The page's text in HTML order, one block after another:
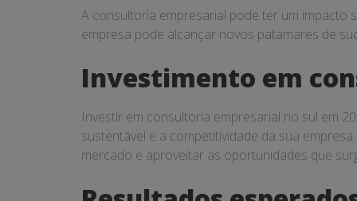
A consultoria empresarial pode ter um impacto
empresa pode alcançar novos patamares de
Investimento em
Investir em consultoria empresarial no sul em
sustentável e a competitividade da sua
mercado e aproveitar as oportunidades que